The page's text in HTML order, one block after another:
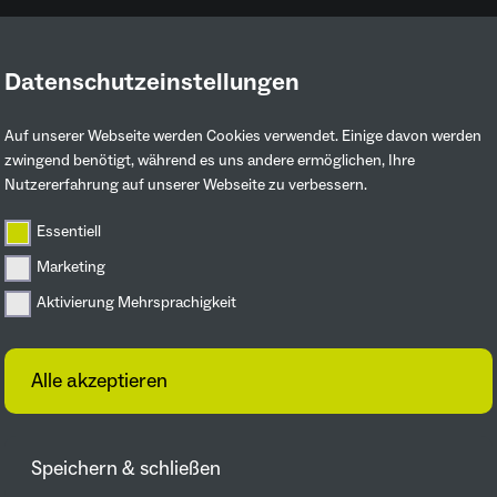
Datenschutzeinstellungen
Auf unserer Webseite werden Cookies verwendet. Einige davon werden
zwingend benötigt, während es uns andere ermöglichen, Ihre
Nutzererfahrung auf unserer Webseite zu verbessern.
Essentiell
Marketing
Aktivierung Mehrsprachigkeit
Alle akzeptieren
Speichern & schließen